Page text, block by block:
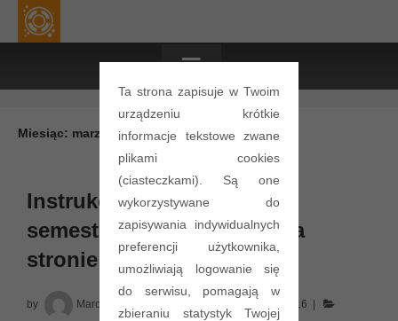
Ta strona zapisuje w Twoim
urządzeniu krótkie
informacje tekstowe zwane
plikami cookies
(ciasteczkami). Są one
wykorzystywane do
zapisywania indywidualnych
preferencji użytkownika,
umożliwiają logowanie się
do serwisu, pomagają w
zbieraniu statystyk Twojej
≡
Miesiąc: marzec 2016
Instrukcja laboratorium na
semestr 2016L dostępna na
stronie
by Marcin Golanski 31 marca 2016